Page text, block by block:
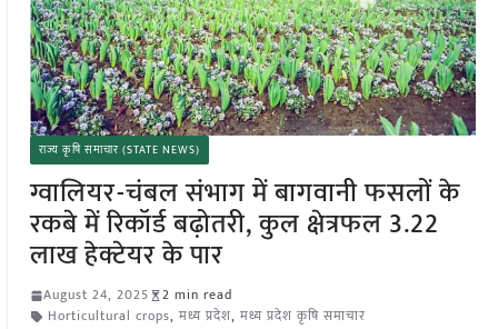
राज्य कृषि समाचार (STATE NEWS)
ग्वालियर-चंबल संभाग में बागवानी फसलों के
रकबे में रिकॉर्ड बढ़ोतरी, कुल क्षेत्रफल 3.22
लाख हेक्टेयर के पार
August 24, 2025
2 min read
Horticultural crops, मध्य प्रदेश, मध्य प्रदेश कृषि समाचार